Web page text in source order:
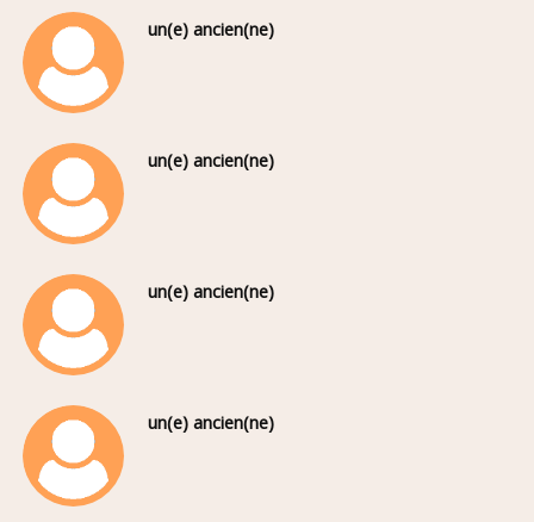
un(e) ancien(ne)
un(e) ancien(ne)
un(e) ancien(ne)
un(e) ancien(ne)